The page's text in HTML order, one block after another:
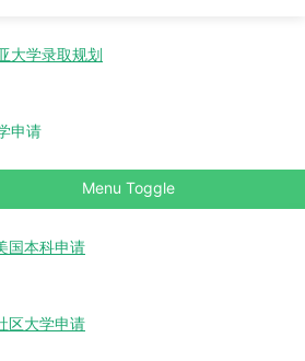
大学录取规划
申请
Menu Toggle
国本科申请
区大学申请